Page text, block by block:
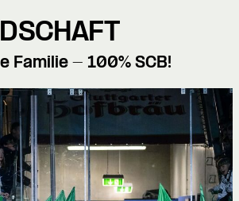
Familie - 100% SCB!